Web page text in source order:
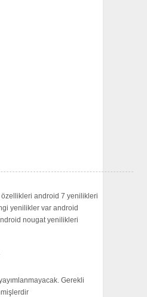
özellikleri android 7 yenilikleri
yenilikler var android
nougat yenilikleri
Gerekli